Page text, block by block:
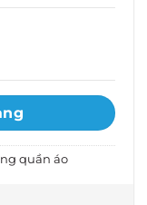
quần áo